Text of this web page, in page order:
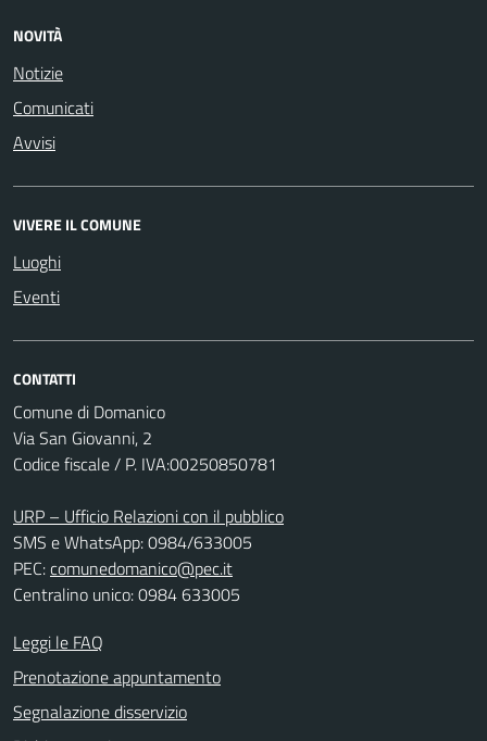
NOVITÀ
Notizie
Comunicati
Avvisi
VIVERE IL COMUNE
Luoghi
Eventi
CONTATTI
Comune di Domanico
Via San Giovanni, 2
Codice fiscale / P. IVA:00250850781
URP – Ufficio Relazioni con il pubblico
SMS e WhatsApp: 0984/633005
PEC:comunedomanico@pec.it
Centralino unico: 0984 633005
Leggi le FAQ
Prenotazione appuntamento
Segnalazione disservizio